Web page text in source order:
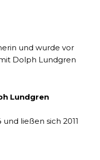
und wurde vor
Dolph Lundgren
Lundgren
ließen sich 2011